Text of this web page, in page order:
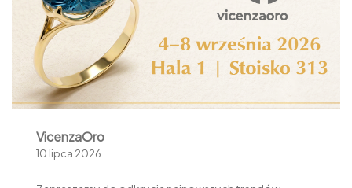
VicenzaOro
10 lipca 2026